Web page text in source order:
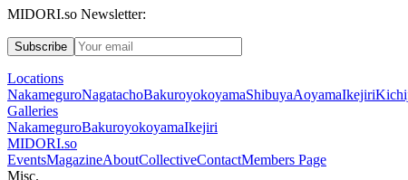
MIDORI.so Newsletter:
Subscribe
Locations
NakameguroNagatachoBakuroyokoyamaShibuyaAoyamaIkejiri
Galleries
NakameguroBakuroyokoyamaIkejiri
MIDORI.so
EventsMagazineAboutCollectiveContactMembers Page
Misc.